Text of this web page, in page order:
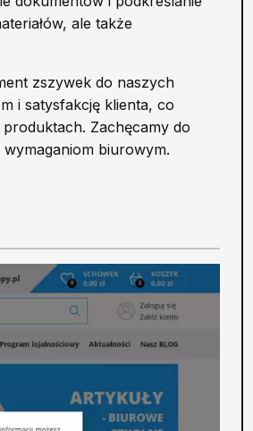
ale także
zszywek do naszych
i satysfakcję klienta, co
Zachęcamy do
biurowym.